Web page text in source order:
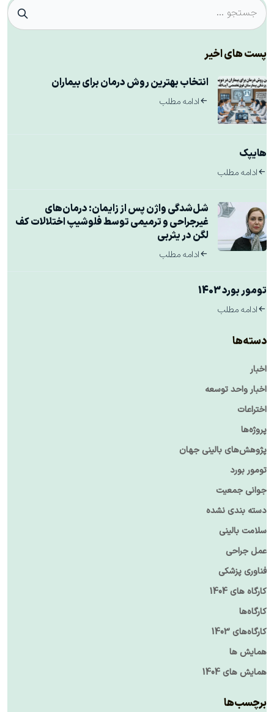
پست های اخیر
انتخاب بهترین روش درمان برای بیماران
ادامه مطلب
هایپک
ادامه مطلب
شل‌شدگی واژن پس از زایمان: درمان‌های
غیرجراحی و ترمیمی توسط فلوشیپ اختلالات کف
لگن در یثربی
ادامه مطلب
تومور بورد 1403
ادامه مطلب
دسته‌ها
اخبار
اخبار واحد توسعه
اختراعات
پروژه‌ها
پژوهش‌های بالینی جهان
تومور بورد
جوانی جمعیت
دسته بندی نشده
سلامت بالینی
عمل جراحی
فناوری پزشکی
کارگاه های 1404
کارگاه‌ها
کارگاه‌های 1403
همایش ها
همایش های 1404
برچسب‌ها